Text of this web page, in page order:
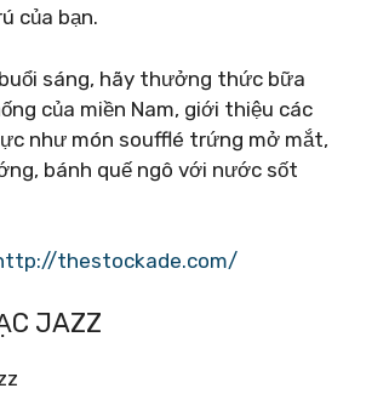
của bạn.
sáng, hãy thưởng thức bữa
của miền Nam, giới thiệu các
như món soufflé trứng mở mắt,
bánh quế ngô với nước sốt
thestockade.com/
JAZZ